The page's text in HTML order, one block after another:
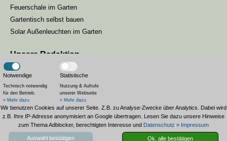
Feuerschale im Garten
Gartentisch selbst bauen
Solar Außenleuchten im Garten
Unsere Redaktion
Unsere Gartenmagazin-Redaktion besteht aus drei Redakteuren, die
sich darum kümmern, unseren Lesern die passenden Inhalte zur
Saison zu liefern.
Landesgartenschau Bad Wildungen
Notwendige
Technisch notwendig
für den Betrieb.
» Mehr dazu
Statistische
Nutzung & Aufrufe
unserer Webseite
» Mehr dazu
Wir benutzen Cookies auf unserer Seite. Z.B. zu Analyse-Zwecke über Analytics. Dabei wird
z.B. Ihre IP-Adresse anonymisiert an Google übertragen. Lesen Sie dazu unsere Hinweise
zum Thema Adblocker, berechtigten Interesse und Datenschutz » Impressum
Auswahl bestätigen Ok, alle bestätigen